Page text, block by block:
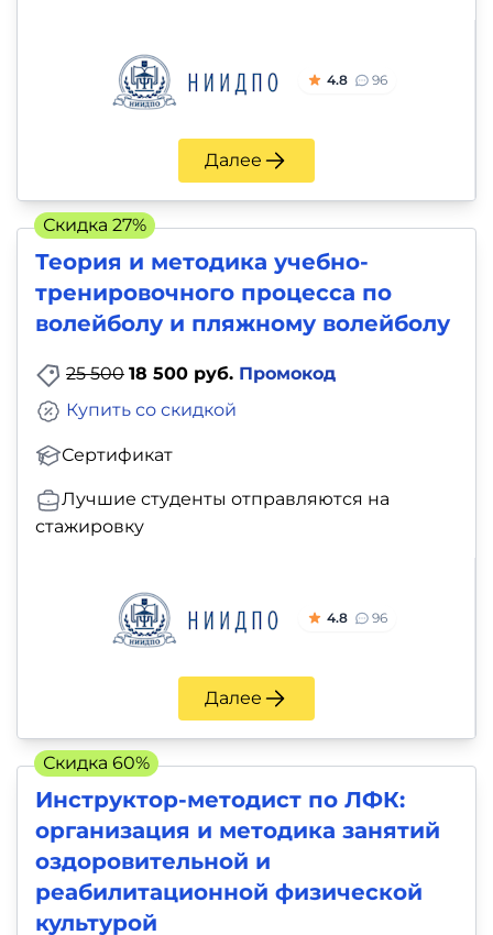
4.8 96
Далее
Теория и методика учебно-
тренировочного процесса по
волейболу и пляжному волейболу
25 500 18 500 руб. Промокод
Сертификат
Купить со скидкой
Лучшие студенты отправляются на
стажировку
4.8 96
Далее
Скидка 27%
Инструктор-методист по ЛФК:
организация и методика занятий
оздоровительной и
реабилитационной физической
культурой
Скидка 60%